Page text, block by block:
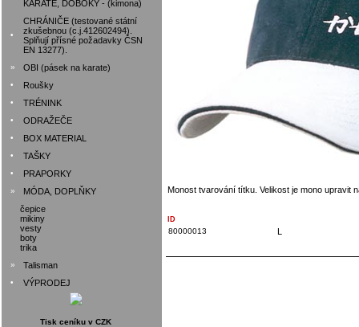
KARATE, DOBOKY - (kimona)
•
CHRÁNIČE (testované státní
zkušebnou (c.j.412602494).
Splňují přísné požadavky ČSN
EN 13277).
» OBI (pásek na karate)
• Roušky
• TRÉNINK
• ODRAŽEČE
• BOX MATERIAL
• TAŠKY
• PRAPORKY
»
MÓDA, DOPLŇKY
čepice
mikiny
vesty
boty
trika
» Talisman
• VÝPRODEJ
Tisk ceníku v CZK
Monost tvarování títku. Velikost je mono
ID
80000013 L